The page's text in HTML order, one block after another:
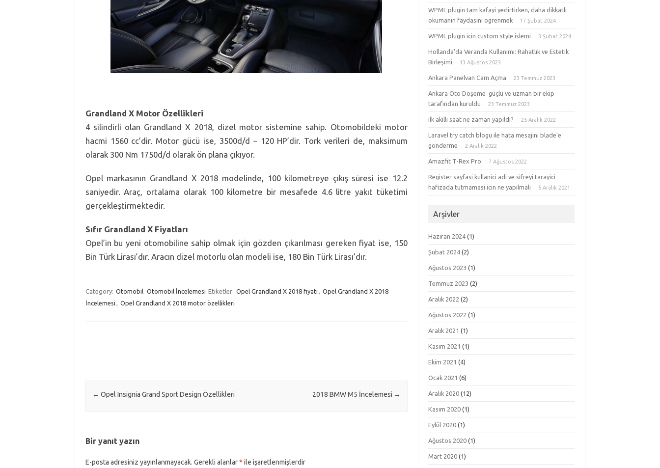
Grandland X Motor Özellikleri
4 silindirli olan Grandland X 2018, dizel motor sistemine sahip. Otomobildeki motor
hacmi 1560 cc’dir. Motor gücü ise, 3500d/d – 120 HP’dir. Tork verileri de, maksimum
olarak 300 Nm 1750d/d olarak ön plana çıkıyor.
Opel markasının Grandland X 2018 modelinde, 100 kilometreye çıkış süresi ise 12.2
saniyedir. Araç, ortalama olarak 100 kilometre bir mesafede 4.6 litre yakıt tüketimi
gerçekleştirmektedir.
Sıfır Grandland X Fiyatları
Opel’in bu yeni otomobiline sahip olmak için gözden çıkarılması gereken fiyat ise, 150
Bin Türk Lirası’dır. Aracın dizel motorlu olan modeli ise, 180 Bin Türk Lirası’dır.
Category: Otomobil Otomobil İncelemesi Etiketler: Opel Grandland X 2018 fiyatı
Opel Grandland X 2018
İncelemesi
Opel Grandland X 2018 motor özellikleri
Post navigation
← Opel Insignia Grand Sport Design Özellikleri 2018 BMW M5 İncelemesi →
Bir yanıt yazın
E-posta adresiniz yayınlanmayacak. Gerekli alanlar* ile işaretlenmişlerdir
WPML plugin tam kafayi yedirtirken, daha dikkatli
okumanin faydasini ogrenmek
17 Şubat 2024
WPML plugin icin custom style islemi 3 Şubat 2024
Hollanda’da Veranda Kullanımı: Rahatlık ve Estetik
Birleşimi
13 Ağustos 2023
Ankara Panelvan Cam Açma 23 Temmuz 2023
Ankara Oto Döşeme güçlü ve uzman bir ekip
tarafından kuruldu
23 Temmuz 2023
ilk akilli saat ne zaman yapildi? 25 Aralık 2022
Laravel try catch blogu ile hata mesajini blade’e
gonderme
2 Aralık 2022
Amazfit T-Rex Pro 7 Ağustos 2022
Register sayfasi kullanici adi ve sifreyi tarayici
hafizada tutmamasi icin ne yapilmali
5 Aralık 2021
Arşivler
Haziran 2024 (1)
Şubat 2024 (2)
Ağustos 2023 (1)
Temmuz 2023 (2)
Aralık 2022 (2)
Ağustos 2022 (1)
Aralık 2021 (1)
Kasım 2021 (1)
Ekim 2021 (4)
Ocak 2021 (6)
Aralık 2020 (12)
Kasım 2020 (1)
Eylül 2020 (1)
Ağustos 2020 (1)
Mart 2020 (1)